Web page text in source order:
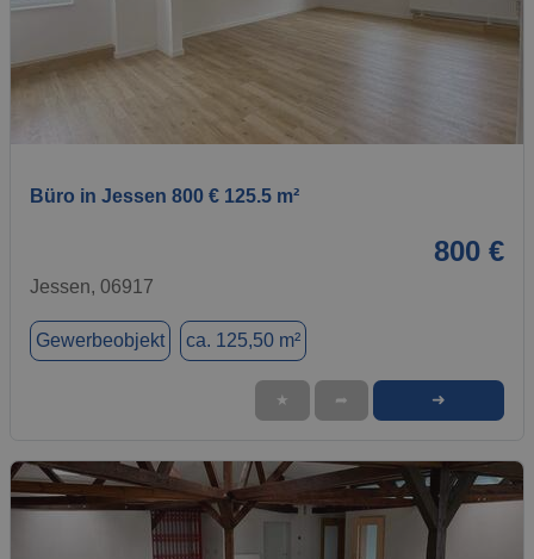
Büro in Jessen 800 € 125.5 m²
800 €
Jessen, 06917
Gewerbeobjekt ca. 125,50 m²
★ ➦ ➜